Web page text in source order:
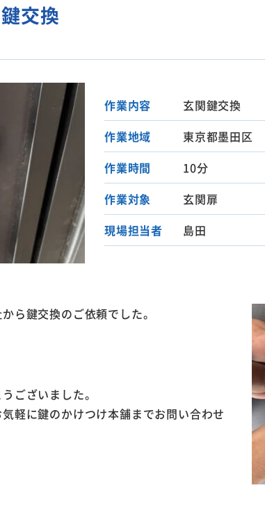
交換
作業内容
玄関鍵交換
作業地域
東京都墨田区
作業時間
10分
作業対象
玄関扉
現場担当者
島田
ら鍵交換のご依頼でした。
ございました。
軽に鍵のかけつけ本舗までお問い合わせ